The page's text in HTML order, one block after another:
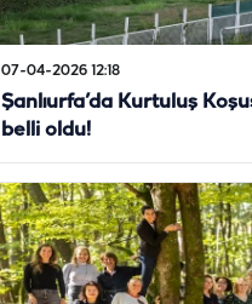
07-04-2026 12:18
Şanlıurfa’da Kurtuluş
belli oldu!